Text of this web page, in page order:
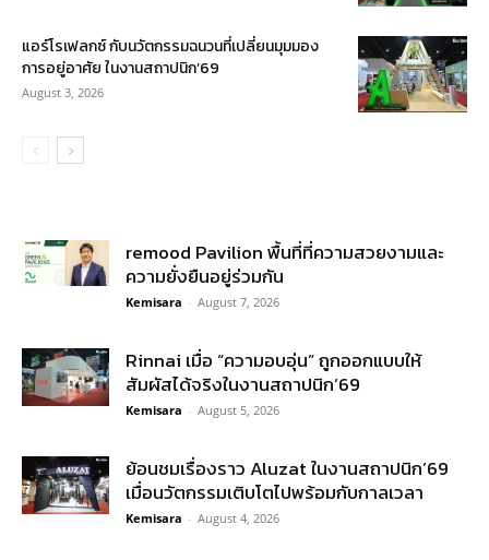
แอร์โรเฟลกซ์ กับนวัตกรรมฉนวนที่เปลี่ยนมุมมอง
การอยู่อาศัย ในงานสถาปนิก’69
August 3, 2026
remood Pavilion พื้นที่ที่ความสวยงามและ
ความยั่งยืนอยู่ร่วมกัน
Kemisara - August 7, 2026
Rinnai เมื่อ “ความอบอุ่น” ถูกออกแบบให้
สัมผัสได้จริงในงานสถาปนิก’69
Kemisara - August 5, 2026
ย้อนชมเรื่องราว Aluzat ในงานสถาปนิก’69
เมื่อนวัตกรรมเติบโตไปพร้อมกับกาลเวลา
Kemisara - August 4, 2026